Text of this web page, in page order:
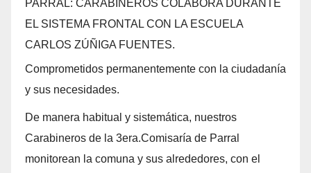
PARRAL: CARABINEROS COLABORA DURANTE
EL SISTEMA FRONTAL CON LA ESCUELA
CARLOS ZÚÑIGA FUENTES.
Comprometidos permanentemente con la ciudadanía
y sus necesidades.
De manera habitual y sistemática, nuestros
Carabineros de la 3era.Comisaría de Parral
monitorean la comuna y sus alrededores, con el